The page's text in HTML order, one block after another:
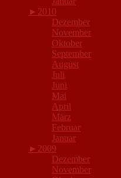
► 2010
Dezember
November
Oktober
September
August
Juli
Juni
Mai
April
März
Februar
Januar
► 2009
Dezember
November